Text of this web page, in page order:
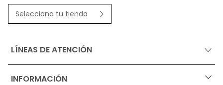
Selecciona tu tienda
LÍNEAS DE ATENCIÓN
INFORMACIÓN +